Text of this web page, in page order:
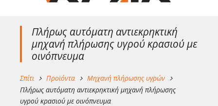
Πλήρως αυτόματη αντιεκρηκτική
μηχανή πλήρωσης υγρού κρασιού με
οινόπνευμα
Σπίτι Προϊόντα
Μηχανή πλήρωσης υγρών
Πλήρως αυτόματη αντιεκρηκτική μηχανή πλήρωσης
υγρού κρασιού με οινόπνευμα